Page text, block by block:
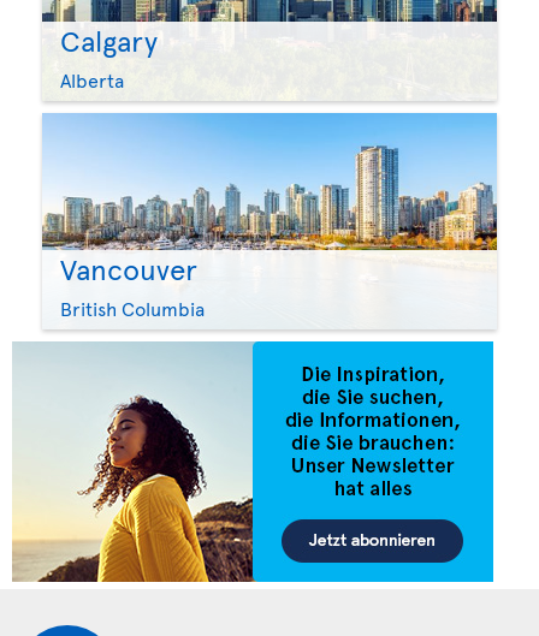
Calgary
Alberta
Vancouver
British Columbia